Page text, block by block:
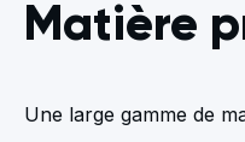
Matière
Une large gamme de